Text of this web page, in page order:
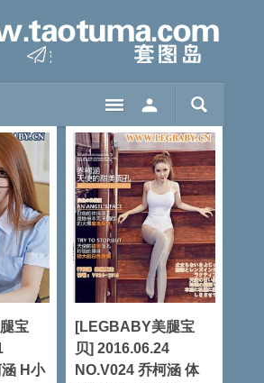
宝
H小
[LEGBABY美腿宝
贝] 2016.06.24
NO.V024 乔柯涵 体